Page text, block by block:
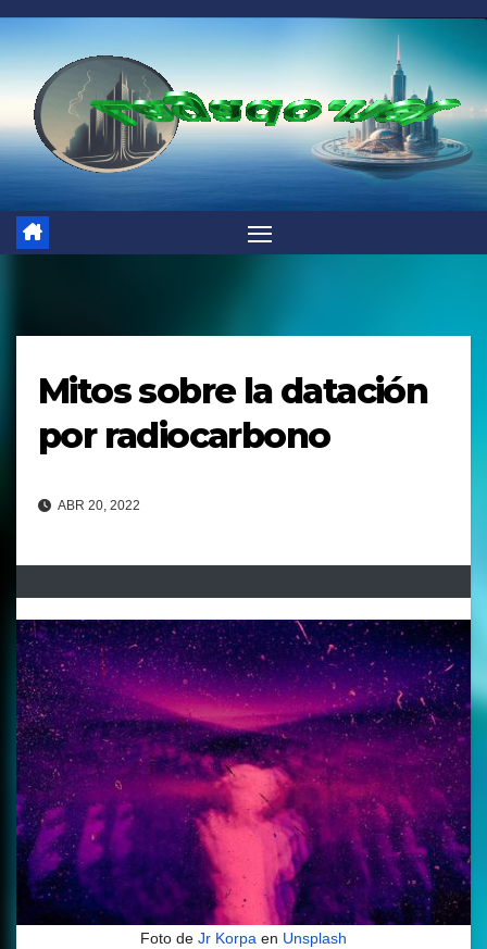
Saltar
al
contenido
Mitos sobre la datación
por radiocarbono
ABR 20, 2022
Foto de Jr Korpaen Unsplash